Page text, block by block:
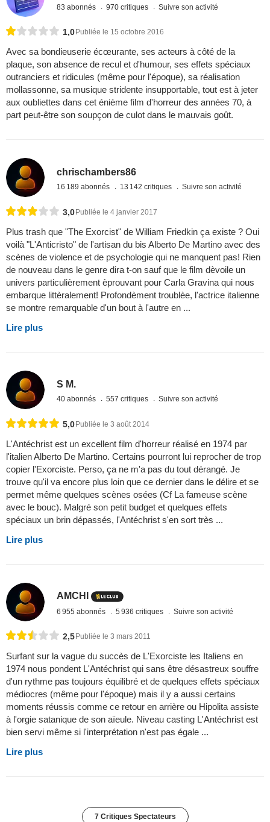
83 abonnés 970 critiques Suivre son activité
1,0 Publiée le 15 octobre 2016
Avec sa bondieuserie écœurante, ses acteurs à côté de la
plaque, son absence de recul et d'humour, ses effets spéciaux
outranciers et ridicules (même pour l'époque), sa réalisation
mollassonne, sa musique stridente insupportable, tout est à jeter
aux oubliettes dans cet énième film d'horreur des années 70, à
part peut-être son soupçon de culot dans le mauvais goût.
chrischambers86
16 189 abonnés 13 142 critiques Suivre son activité
3,0Publiée le 4 janvier 2017
Plus trash que "The Exorcist" de William Friedkin ça existe ? Oui
voilà "L'Anticristo" de l'artisan du bis Alberto De Martino avec des
scènes de violence et de psychologie qui ne manquent pas! Rien
de nouveau dans le genre dira t-on sauf que le film dèvoile un
univers particulièrement èprouvant pour Carla Gravina qui nous
embarque littèralement! Profondèment troublèe, l'actrice italienne
se montre remarquable d'un bout à l'autre en ...
Lire plus
S M.
40 abonnés 557 critiques Suivre son activité
5,0Publiée le 3 août 2014
L'Antéchrist est un excellent film d'horreur réalisé en 1974 par
l'italien Alberto De Martino. Certains pourront lui reprocher de trop
copier l'Exorciste. Perso, ça ne m'a pas du tout dérangé. Je
trouve qu'il va encore plus loin que ce dernier dans le délire et se
permet même quelques scènes osées (Cf La fameuse scène
avec le bouc). Malgré son petit budget et quelques effets
spéciaux un brin dépassés, l'Antéchrist s'en sort très ...
Lire plus
AMCHI
6 955 abonnés 5 936 critiques Suivre son activité
2,5 Publiée le 3 mars 2011
Surfant sur la vague du succès de L'Exorciste les Italiens en
1974 nous pondent L'Antéchrist qui sans être désastreux souffre
d'un rythme pas toujours équilibré et de quelques effets spéciaux
médiocres (même pour l'époque) mais il y a aussi certains
moments réussis comme ce retour en arrière ou Hipolita assiste
à l'orgie satanique de son aïeule. Niveau casting L'Antéchrist est
bien servi même si l'interprétation n'est pas égale ...
Lire plus
7 Critiques Spectateurs